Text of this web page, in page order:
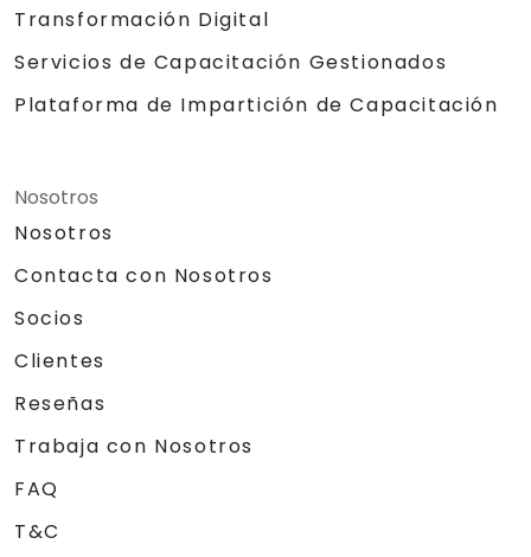
Transformación Digital
Servicios de Capacitación Gestionados
Plataforma de Impartición de Capacitación
Nosotros
Nosotros
Contacta con Nosotros
Socios
Clientes
Reseñas
Trabaja con Nosotros
FAQ
T&C